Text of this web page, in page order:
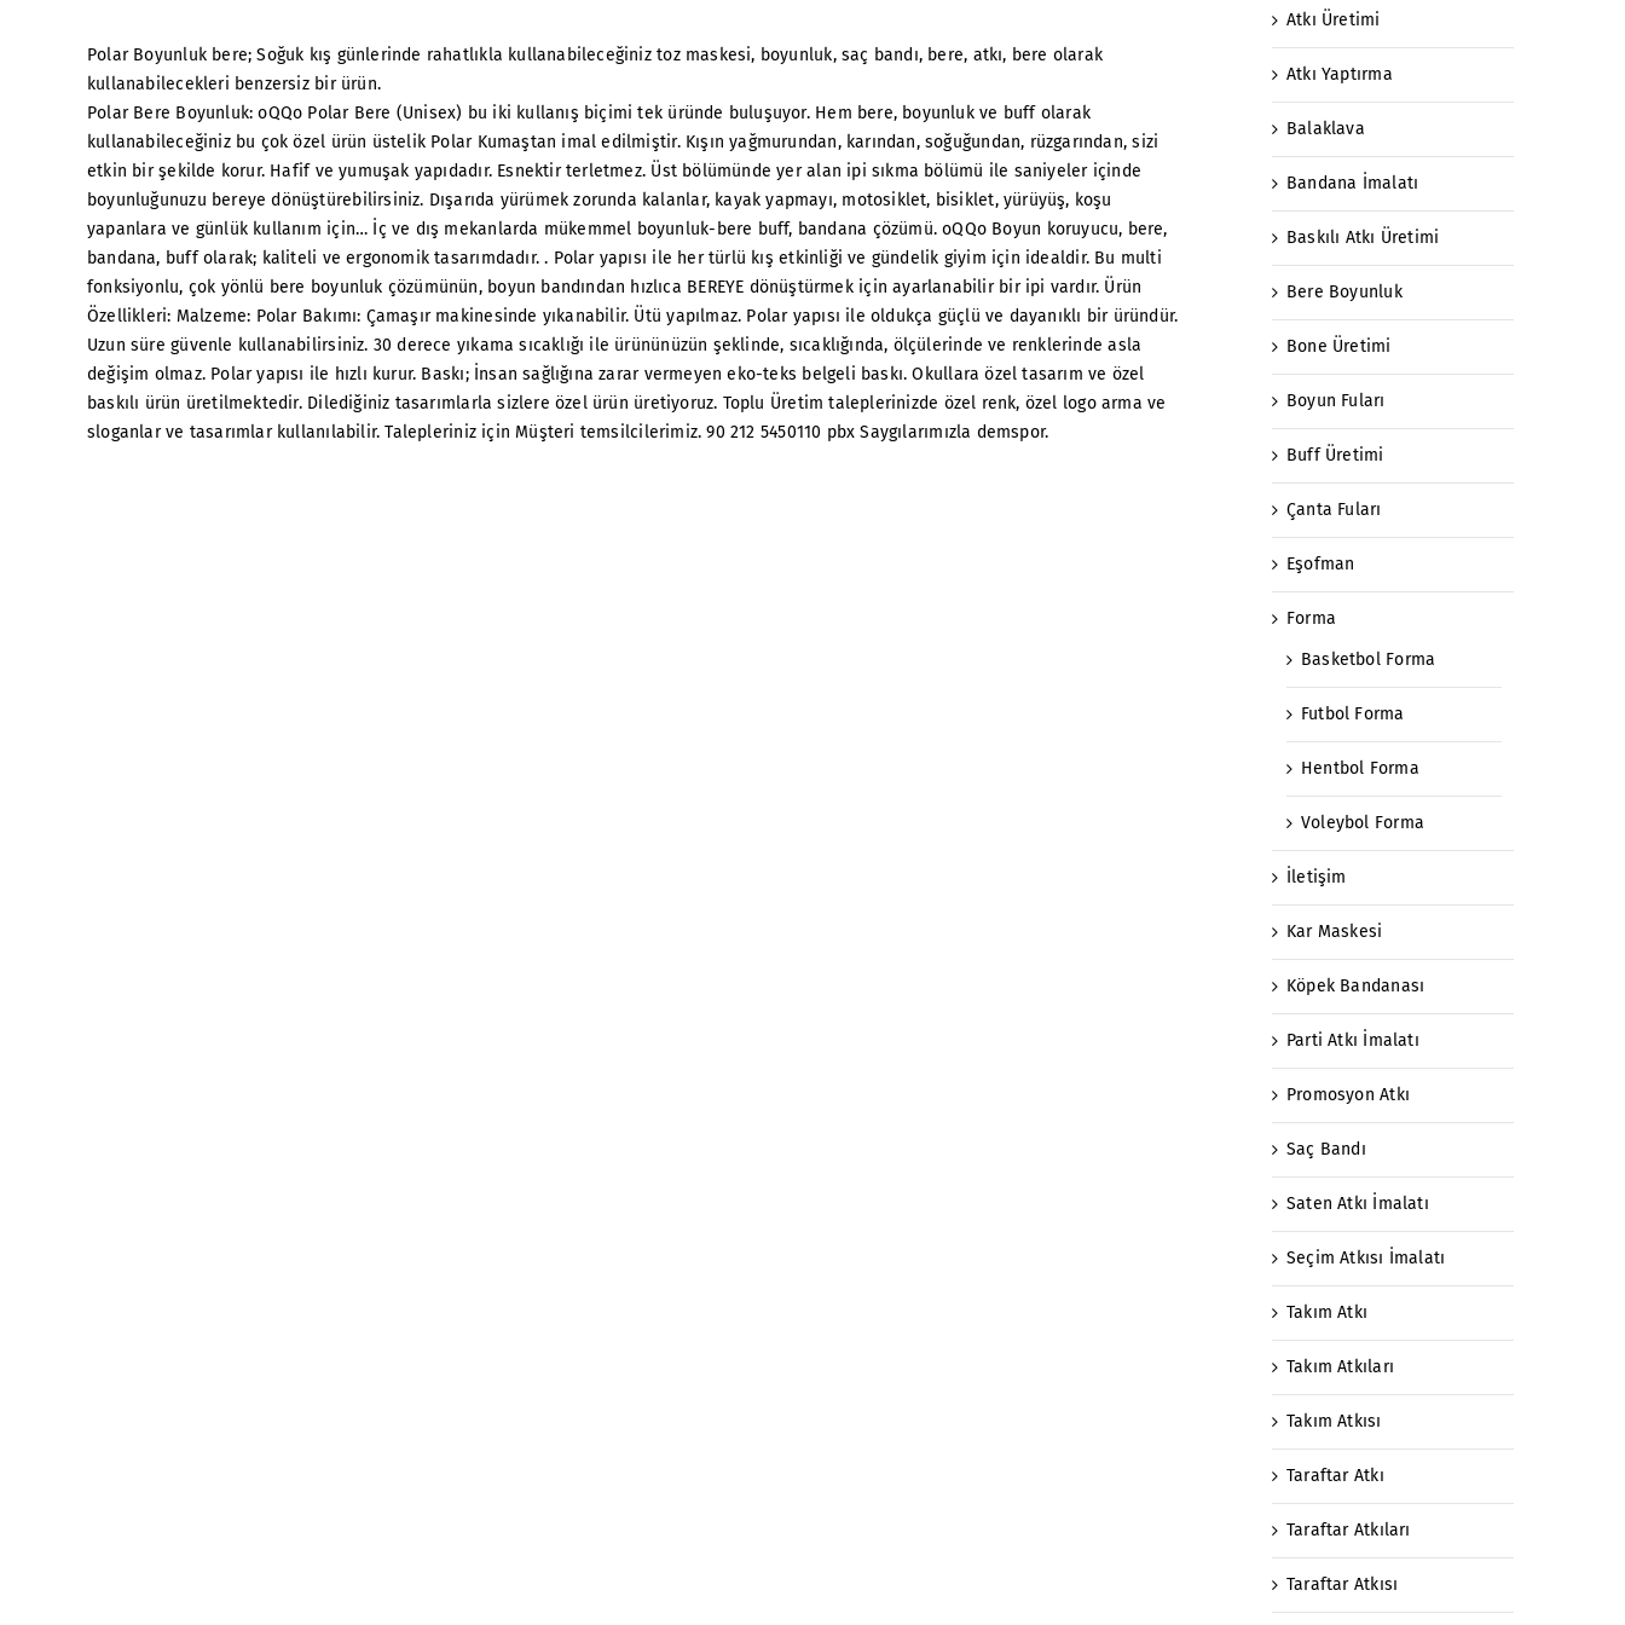
Polar Boyunluk bere; Soğuk kış günlerinde rahatlıkla kullanabileceğiniz toz maskesi, boyunluk, saç bandı, bere, atkı, bere olarak
kullanabilecekleri benzersiz bir ürün.
Polar Bere Boyunluk: oQQo Polar Bere (Unisex) bu iki kullanış biçimi tek üründe buluşuyor. Hem bere, boyunluk ve buff olarak
kullanabileceğiniz bu çok özel ürün üstelik Polar Kumaştan imal edilmiştir. Kışın yağmurundan, karından, soğuğundan, rüzgarından, sizi
etkin bir şekilde korur. Hafif ve yumuşak yapıdadır. Esnektir terletmez. Üst bölümünde yer alan ipi sıkma bölümü ile saniyeler içinde
boyunluğunuzu bereye dönüştürebilirsiniz. Dışarıda yürümek zorunda kalanlar, kayak yapmayı, motosiklet, bisiklet, yürüyüş, koşu
yapanlara ve günlük kullanım için… İç ve dış mekanlarda mükemmel boyunluk-bere buff, bandana çözümü. oQQo Boyun koruyucu, bere,
bandana, buff olarak; kaliteli ve ergonomik tasarımdadır. . Polar yapısı ile her türlü kış etkinliği ve gündelik giyim için idealdir. Bu multi
fonksiyonlu, çok yönlü bere boyunluk çözümünün, boyun bandından hızlıca BEREYE dönüştürmek için ayarlanabilir bir ipi vardır. Ürün
Özellikleri: Malzeme: Polar Bakımı: Çamaşır makinesinde yıkanabilir. Ütü yapılmaz. Polar yapısı ile oldukça güçlü ve dayanıklı bir üründür.
Uzun süre güvenle kullanabilirsiniz. 30 derece yıkama sıcaklığı ile ürününüzün şeklinde, sıcaklığında, ölçülerinde ve renklerinde asla
değişim olmaz. Polar yapısı ile hızlı kurur. Baskı; İnsan sağlığına zarar vermeyen eko-teks belgeli baskı. Okullara özel tasarım ve özel
baskılı ürün üretilmektedir. Dilediğiniz tasarımlarla sizlere özel ürün üretiyoruz. Toplu Üretim taleplerinizde özel renk, özel logo arma ve
sloganlar ve tasarımlar kullanılabilir. Talepleriniz için Müşteri temsilcilerimiz. 90 212 5450110 pbx Saygılarımızla demspor.
Atkı Üretimi
Atkı Yaptırma
Balaklava
Bandana İmalatı
Baskılı Atkı Üretimi
Bere Boyunluk
Bone Üretimi
Boyun Fuları
Buff Üretimi
Çanta Fuları
Eşofman
Forma
Basketbol Forma
Futbol Forma
Hentbol Forma
Voleybol Forma
İletişim
Kar Maskesi
Köpek Bandanası
Parti Atkı İmalatı
Promosyon Atkı
Saç Bandı
Saten Atkı İmalatı
Seçim Atkısı İmalatı
Takım Atkı
Takım Atkıları
Takım Atkısı
Taraftar Atkı
Taraftar Atkıları
Taraftar Atkısı